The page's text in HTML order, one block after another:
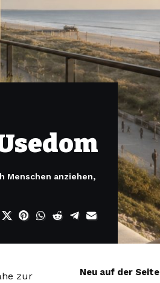
Menschen anziehen,
zur
Neu auf der Seite